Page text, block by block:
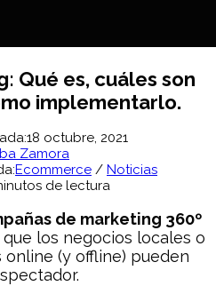
Qué es, cuáles son
implementarlo.
18 octubre, 2021
Zamora
Ecommerce / Noticias
de lectura
de marketing 360º
que los negocios locales o
(y offline) pueden